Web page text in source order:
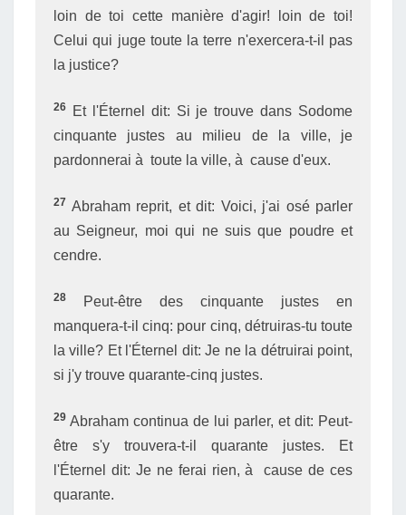
loin de toi cette manière d'agir! loin de toi!
Celui qui juge toute la terre n'exercera-t-il pas
la justice?
26
Et l'Éternel dit: Si je trouve dans Sodome
cinquante justes au milieu de la ville, je
pardonnerai à toute la ville, à cause d'eux.
27 Abraham reprit, et dit: Voici, j'ai osé parler
au Seigneur, moi qui ne suis que poudre et
cendre.
28
Peut-être des cinquante justes en
manquera-t-il cinq: pour cinq, détruiras-tu toute
la ville? Et l'Éternel dit: Je ne la détruirai point,
si j'y trouve quarante-cinq justes.
29 Abraham continua de lui parler, et dit: Peut-
être s'y trouvera-t-il quarante justes. Et
l'Éternel dit: Je ne ferai rien, à cause de ces
quarante.